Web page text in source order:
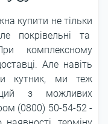
купити не тільки
покрівельні та
комплексному
Але навіть
кутник, ми теж
з можливих
(0800) 50-54-52 -